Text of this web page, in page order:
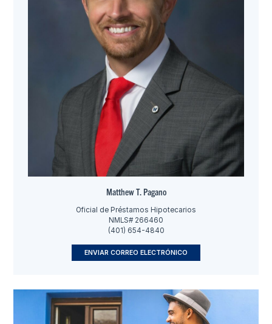
Matthew T. Pagano
Oficial de Préstamos Hipotecarios
NMLS# 266460
(401) 654-4840
ENVIAR CORREO ELECTRÓNICO